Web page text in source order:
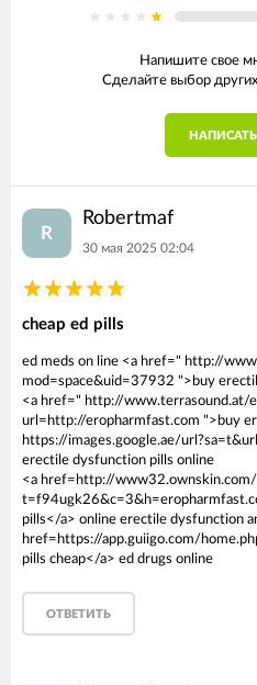
Напишите свое
Сделайте выбор
R
Robertmaf
30 мая 2025 02:04
cheap ed pills
ed meds on line <a href=" http://
mod=space&uid=37932 ">buy
<a href=" http://www.terrasound.at/
url=http://eropharmfast.com ">buy
https://images.google.ae/
erectile dysfunction pills online
<a href=http://www32.ownskin.com/
pills</a> online erectile dysfunction
href=https://app.guiigo.com/
pills cheap</a> ed drugs online
ОТВЕТИТЬ